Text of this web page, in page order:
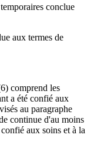
conclue
aux termes de
comprend les
a été confié aux
au paragraphe
continue d'au moins
aux soins et à la